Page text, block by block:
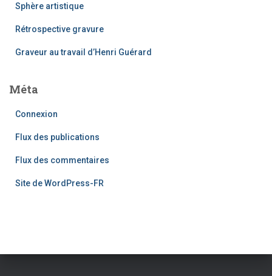
Sphère artistique
Rétrospective gravure
Graveur au travail d’Henri Guérard
Méta
Connexion
Flux des publications
Flux des commentaires
Site de WordPress-FR